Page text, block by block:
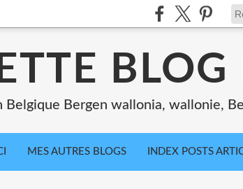
Belgique Bergen wallonia, wallonie,
MES AUTRES BLOGS INDEX POSTS